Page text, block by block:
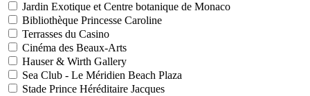
Jardin Exotique et Centre botanique de Monaco
Bibliothèque Princesse Caroline
Terrasses du Casino
Cinéma des Beaux-Arts
Hauser & Wirth Gallery
Sea Club - Le Méridien Beach Plaza
Stade Prince Héréditaire Jacques